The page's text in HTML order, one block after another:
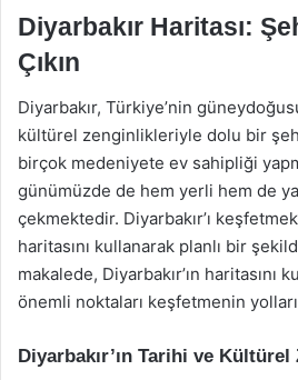
Diyarbakır Haritası:
Çıkın
Diyarbakır, Türkiye’nin
kültürel zenginlikleriyle dolu bir
birçok medeniyete ev sahipliği
günümüzde de hem yerli hem de
çekmektedir. Diyarbakır’ı
haritasını kullanarak planlı bir
makalede, Diyarbakır’ın haritasını
önemli noktaları keşfetmenin
Diyarbakır’ın Tarihi ve